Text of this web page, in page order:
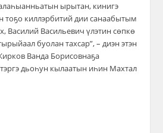
ырытан, кинигэ
тоҕо киллэрбитий дии санаабытым
Василий Васильевич үлэтин сөпкө
буолан тахсар”, – диэн этэн
Ванда Борисовнаҕа
дьоһун кылаатын иһин Махтал